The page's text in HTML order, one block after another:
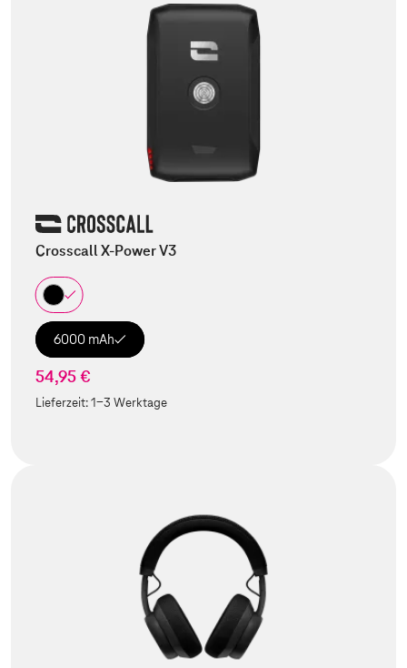
Crosscall X-Power V3
6000 mAh
54,95 €
Lieferzeit:1-3 Werktage